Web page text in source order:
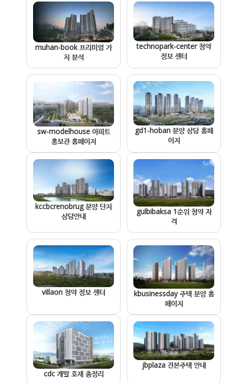
muhan-book 프리미엄 가
치 분석
technopark-center 청약
정보 센터
sw-modelhouse 아파트
홍보관 홈페이지
gd1-hoban 분양 상담 홈페
이지
kccbcrenobrug 분양 단지
상담안내
gulbibaksa 1순위 청약 자
격
villaon 청약 정보 센터
kbusinessday 주택 분양 홈
페이지
cdc 개발 호재 총정리
jbplaza 견본주택 안내